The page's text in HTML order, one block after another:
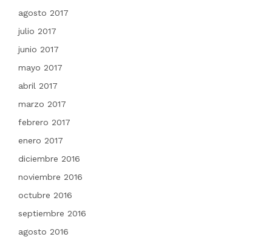
agosto 2017
julio 2017
junio 2017
mayo 2017
abril 2017
marzo 2017
febrero 2017
enero 2017
diciembre 2016
noviembre 2016
octubre 2016
septiembre 2016
agosto 2016